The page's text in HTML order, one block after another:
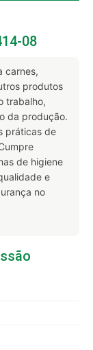
08
carnes,
produtos
trabalho,
da produção.
práticas de
de higiene
e
no